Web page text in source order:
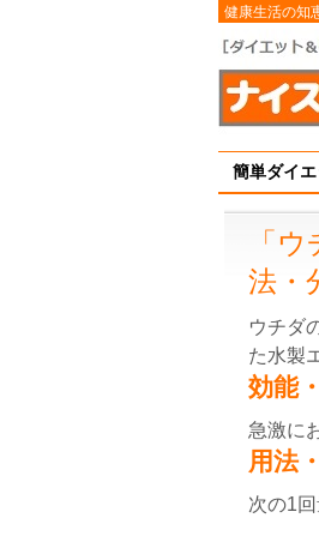
健康生活の知
簡単ダイエ
「
法・
ウチダ
た水製
効能
急激に
用法
次の1